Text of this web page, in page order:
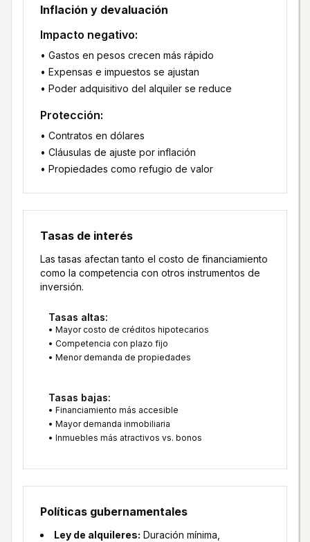
Inflación y devaluación
Impacto negativo:
• Gastos en pesos crecen más rápido
• Expensas e impuestos se ajustan
• Poder adquisitivo del alquiler se reduce
Protección:
• Contratos en dólares
• Cláusulas de ajuste por inflación
• Propiedades como refugio de valor
Tasas de interés
Las tasas afectan tanto el costo de financiamiento
como la competencia con otros instrumentos de
inversión.
Tasas altas:
• Mayor costo de créditos hipotecarios
• Competencia con plazo fijo
• Menor demanda de propiedades
Tasas bajas:
• Financiamiento más accesible
• Mayor demanda inmobiliaria
• Inmuebles más atractivos vs. bonos
Políticas gubernamentales
Ley de alquileres: Duración mínima,